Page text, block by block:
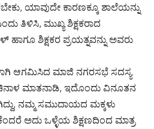
ಯಾವುದೇ ಕಾರಣಕ್ಕೂ ಶಾಲೆಯನ್ನು
ತಿಳಿಸಿ, ಮುಖ್ಯ ಶಿಕ್ಷಕರಾದ
ಶಿಕ್ಷಕರ ಪ್ರಯತ್ನವನ್ನು ಅವರು
ಆಗಮಿಸಿದ ಮಾಜಿ ನಗರಸಭೆ ಸದಸ್ಯ
ಮಾತನಾಡಿ, ಇದೊಂದು ವಿನೂತನ
ನಮ್ಮ ಸಮುದಾಯದ ಮಕ್ಕಳು
ಅದು ಒಳ್ಳೆಯ ಶಿಕ್ಷಣದಿಂದ ಮಾತ್ರ